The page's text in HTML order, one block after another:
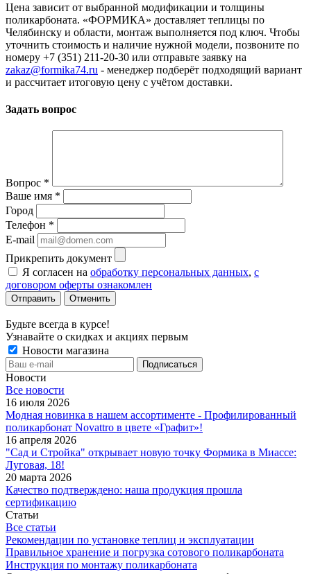
Цена зависит от выбранной модификации и толщины
поликарбоната. «ФОРМИКА» доставляет теплицы по
Челябинску и области, монтаж выполняется под ключ. Чтобы
уточнить стоимость и наличие нужной модели, позвоните по
номеру +7 (351) 211-20-30 или отправьте заявку на
zakaz@formika74.ru - менеджер подберёт подходящий вариант
и рассчитает итоговую цену с учётом доставки.
Задать вопрос
Вопрос *
Ваше имя *
Город
Телефон *
E-mail
Прикрепить документ
Я согласен на обработку персональных данных, с
договором оферты ознакомлен
Отменить
Будьте всегда в курсе!
Узнавайте о скидках и акциях первым
Новости магазина
Новости
Все новости
16 июля 2026
Модная новинка в нашем ассортименте - Профилированный
поликарбонат Novattro в цвете «Графит»!
16 апреля 2026
"Сад и Стройка" открывает новую точку Формика в Миассе:
Луговая, 18!
20 марта 2026
Качество подтверждено: наша продукция прошла
сертификацию
Статьи
Все статьи
Рекомендации по установке теплиц и эксплуатации
Правильное хранение и погрузка сотового поликарбоната
Инструкция по монтажу поликарбоната